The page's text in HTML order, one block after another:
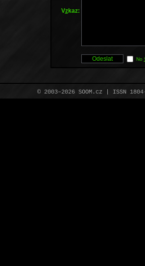
Vzkaz:
No
© 2003–2026 SOOM.cz | ISSN